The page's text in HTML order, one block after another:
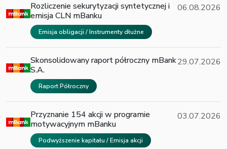
Rozliczenie sekurytyzacji syntetycznej i
emisja CLN mBanku
Emisja obligacji / Instrumenty dłużne
06.08.2026
Skonsolidowany raport półroczny mBank
S.A.
Raport Półroczny
29.07.2026
Przyznanie 154 akcji w programie
motywacyjnym mBanku
Podwyższenie kapitału / Emisja akcji
03.07.2026